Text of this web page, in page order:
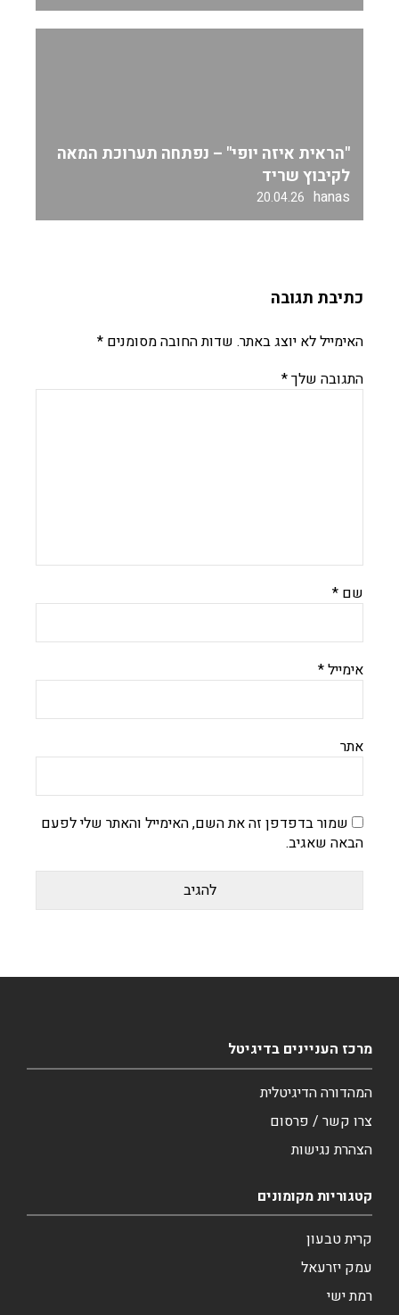
"הראית איזה יופי" – נפתחה תערוכת המאה
לקיבוץ שריד
hanas
20.04.26
כתיבת תגובה
האימייל לא יוצג באתר. שדות החובה מסומנים *
התגובה שלך*
שם *
אימייל*
אתר
שמור בדפדפן זה את השם, האימייל והאתר שלי לפעם
הבאה שאגיב.
מרכז העניינים בדיגיטל
המהדורה הדיגיטלית
צרו קשר / פרסום
הצהרת נגישות
קטגוריות מקומונים
קרית טבעון
עמק יזרעאל
רמת ישי